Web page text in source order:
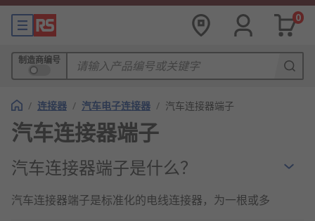
0
制造商编号
/ 连接器 / 汽车电子连接器 / 汽车连接器端子
汽车连接器端子
汽车连接器端子是什么？
汽车连接器端子是标准化的电线连接器，为一根或多